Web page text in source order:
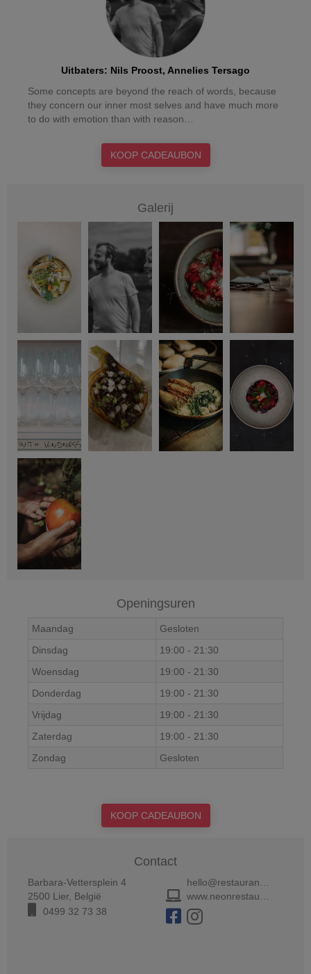
Uitbaters: Nils Proost, Annelies Tersago
Some concepts are beyond the reach of words, because
they concern our inner most selves and have much more
KOOP CADEAUBON
Galerij
Openingsuren
Maandag
Gesloten
Dinsdag
19:00 - 21:30
Woensdag
19:00 - 21:30
Donderdag
19:00 - 21:30
Vrijdag
19:00 - 21:30
Zaterdag
19:00 - 21:30
Zondag
Gesloten
KOOP CADEAUBON
Contact
Barbara-Vettersplein 4
2500 Lier, België
0499 32 73 38